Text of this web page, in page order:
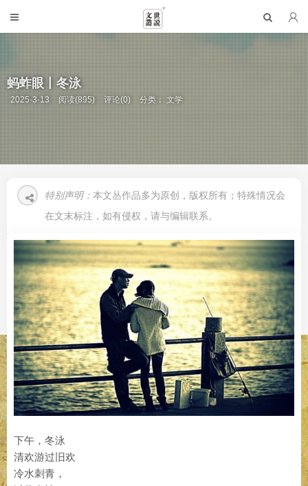
蚂蚱眼丨冬泳
2025-3-13 阅读(895) 评论(0) 分类：文学
特别声明： 本文丛作品多为原创，版权所有；特殊情况会
在文末标注，如有侵权，请与编辑联系。
下午，冬泳
清欢游过旧欢
冷水刺青，